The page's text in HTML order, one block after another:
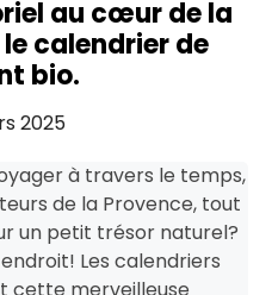
au cœur de la
calendrier de
bio.
2025
à travers le temps,
de la Provence, tout
un petit trésor naturel?
Les calendriers